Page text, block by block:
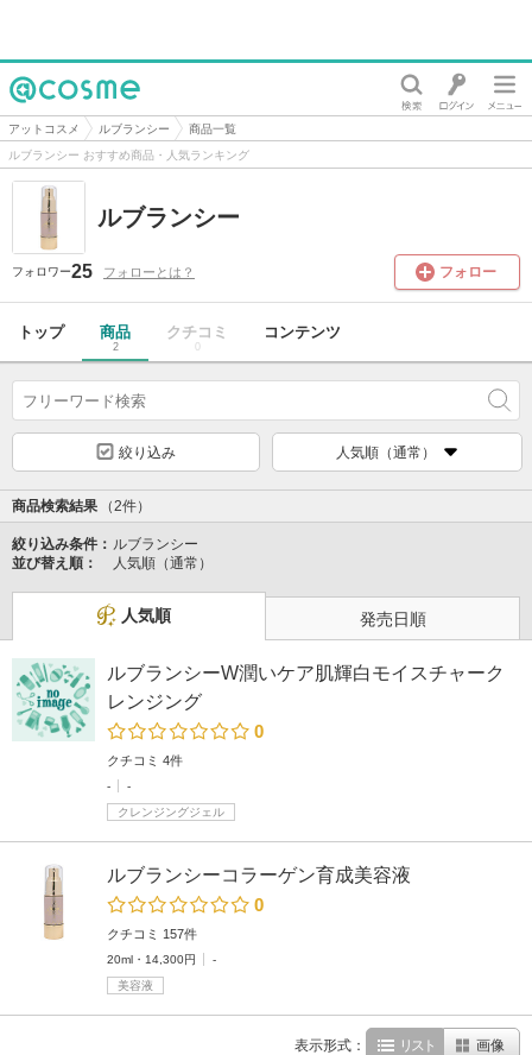
@cosme
アットコスメ ルブランシー
商品一覧
ルブランシー おすすめ商品・人気ランキング
ルブランシー
フォロワー25 フォローとは？ フォロー
トップ 商品
2
クチコミ
0
コンテンツ
絞り込み 人気順（通常）
商品検索結果 （2件）
絞り込み条件： ルブランシー
並び替え順：
人気順（通常）
人気順 発売日順
ルブランシーW潤いケア肌輝白モイスチャーク
レンジング
0
クチコミ 4件
-
-
クレンジングジェル
ルブランシーコラーゲン育成美容液
0
クチコミ 157件
20ml・14,300円
-
美容液
表示形式： リスト 画像